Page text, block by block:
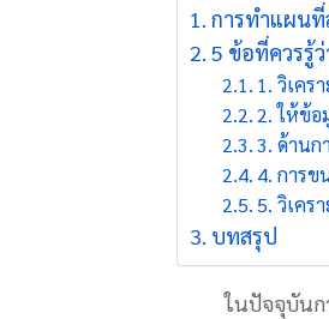
การทำแผนที่
5 ข้อที่ควรรู้
1. วิเคร
2. ให้ข้อ
3. ด้านก
4. การข
5. วิเคร
บทสรุป
ในปัจจุบันการท